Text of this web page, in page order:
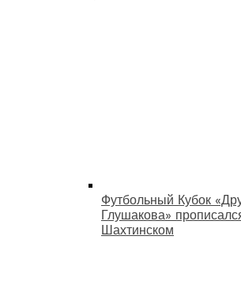
Футбольный Кубок
Глушакова»
Шахтинском